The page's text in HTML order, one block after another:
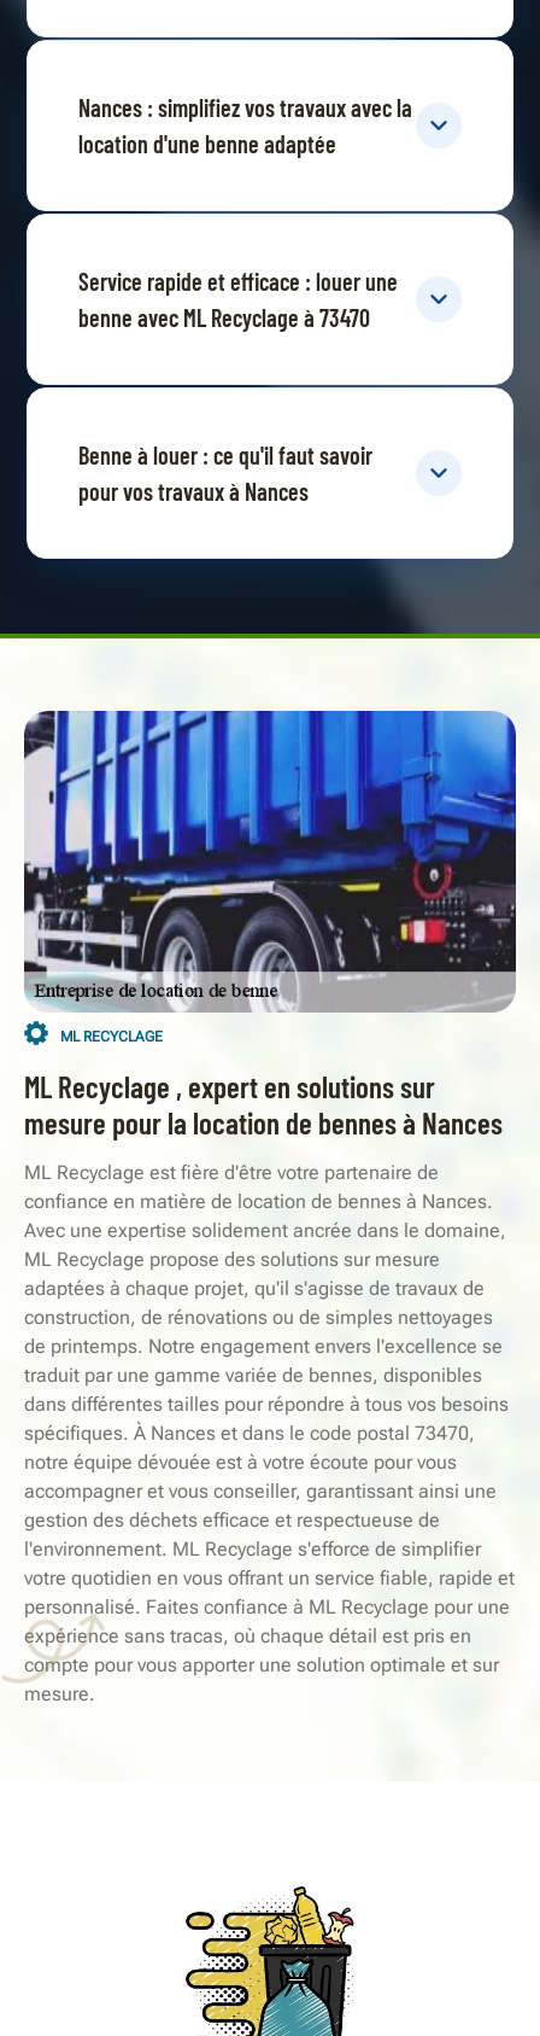
Nances : simplifiez vos travaux avec la
location d'une benne adaptée
Service rapide et efficace : louer une
benne avec ML Recyclage à 73470
Benne à louer : ce qu'il faut savoir
pour vos travaux à Nances
ML RECYCLAGE
ML Recyclage , expert en solutions sur
mesure pour la location de bennes à Nances
ML Recyclage est fière d'être votre partenaire de
confiance en matière de location de bennes à Nances.
Avec une expertise solidement ancrée dans le domaine,
ML Recyclage propose des solutions sur mesure
adaptées à chaque projet, qu'il s'agisse de travaux de
construction, de rénovations ou de simples nettoyages
de printemps. Notre engagement envers l'excellence se
traduit par une gamme variée de bennes, disponibles
dans différentes tailles pour répondre à tous vos besoins
spécifiques. À Nances et dans le code postal 73470,
notre équipe dévouée est à votre écoute pour vous
accompagner et vous conseiller, garantissant ainsi une
gestion des déchets efficace et respectueuse de
l'environnement. ML Recyclage s'efforce de simplifier
votre quotidien en vous offrant un service fiable, rapide et
personnalisé. Faites confiance à ML Recyclage pour une
expérience sans tracas, où chaque détail est pris en
compte pour vous apporter une solution optimale et sur
mesure.